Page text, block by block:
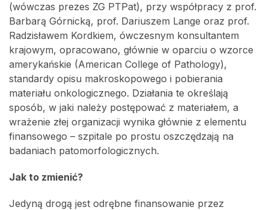
(wówczas prezes ZG PTPat), przy współpracy z prof.
Barbarą Górnicką, prof. Dariuszem Lange oraz prof.
Radzisławem Kordkiem, ówczesnym konsultantem
krajowym, opracowano, głównie w oparciu o wzorce
amerykańskie (American College of Pathology),
standardy opisu makroskopowego i pobierania
materiału onkologicznego. Działania te określają
sposób, w jaki należy postępować z materiałem, a
wrażenie złej organizacji wynika głównie z elementu
finansowego – szpitale po prostu oszczędzają na
badaniach patomorfologicznych.
Jak to zmienić?
Jedyną drogą jest odrębne finansowanie przez